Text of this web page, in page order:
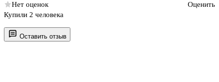
Оставить отзыв
Нет оценок
Оценить
Купили 2 человека